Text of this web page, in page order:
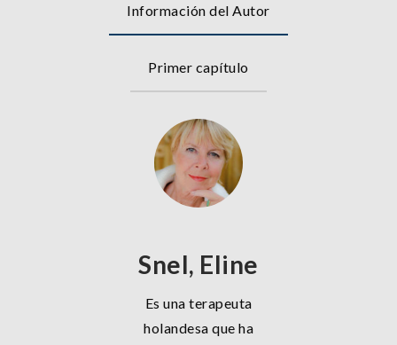
Información del Autor
Primer capítulo
Snel, Eline
Es una terapeuta
holandesa que ha